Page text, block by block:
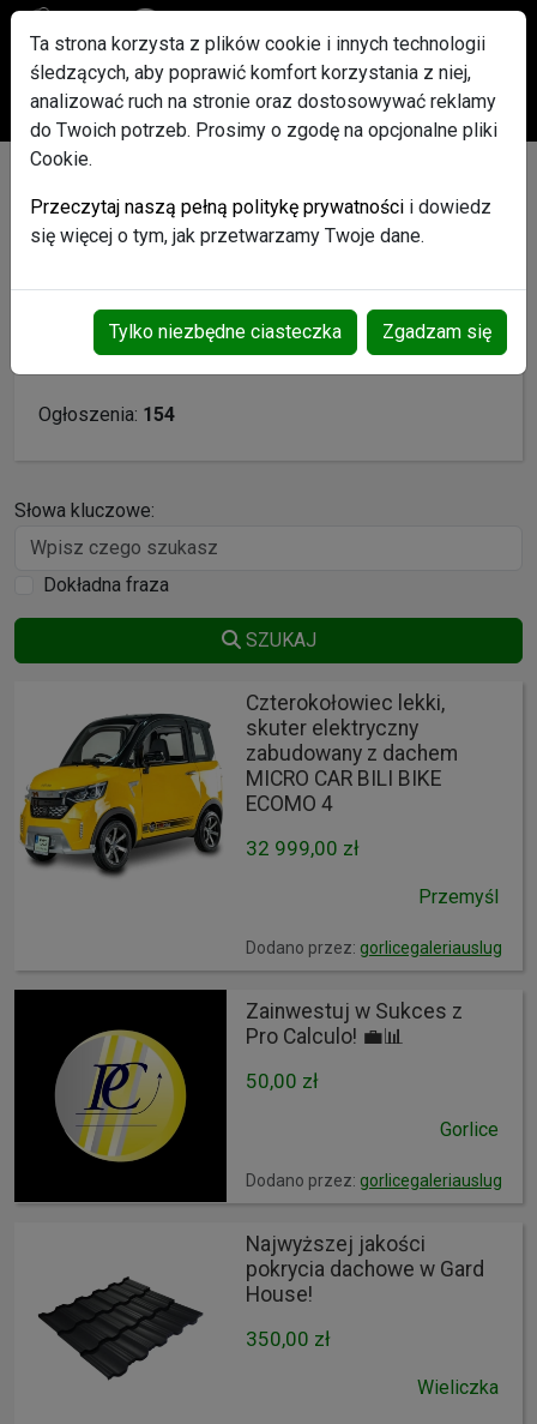
Po rejestracji każdy użytkownik otrzyma w Gratisie pakiet
ogłoszeń Promowanych
użytkownika
Login:gorlicegaleriauslug
Data rejestracji:
Ogłoszenia: 154
Słowa kluczowe:
Dokładna fraza
SZUKAJ
Czterokołowiec lekki,
skuter elektryczny
zabudowany z dachem
MICRO CAR BILI BIKE
ECOMO 4
32 999,00 zł
Przemyśl
Dodano przez: gorlicegaleriauslug
Zainwestuj w Sukces z
Pro Calculo! 💼📊
50,00 zł
Gorlice
Dodano przez: gorlicegaleriauslug
Najwyższej jakości
pokrycia dachowe w Gard
House!
350,00 zł
Wieliczka
Ta strona korzysta z plików cookie i innych technologii
śledzących, aby poprawić komfort korzystania z niej,
analizować ruch na stronie oraz dostosowywać reklamy
do Twoich potrzeb. Prosimy o zgodę na opcjonalne pliki
Cookie.
Przeczytaj naszą pełną politykę prywatności i dowiedz
się więcej o tym, jak przetwarzamy Twoje dane.
Tylko niezbędne ciasteczka Zgadzam się